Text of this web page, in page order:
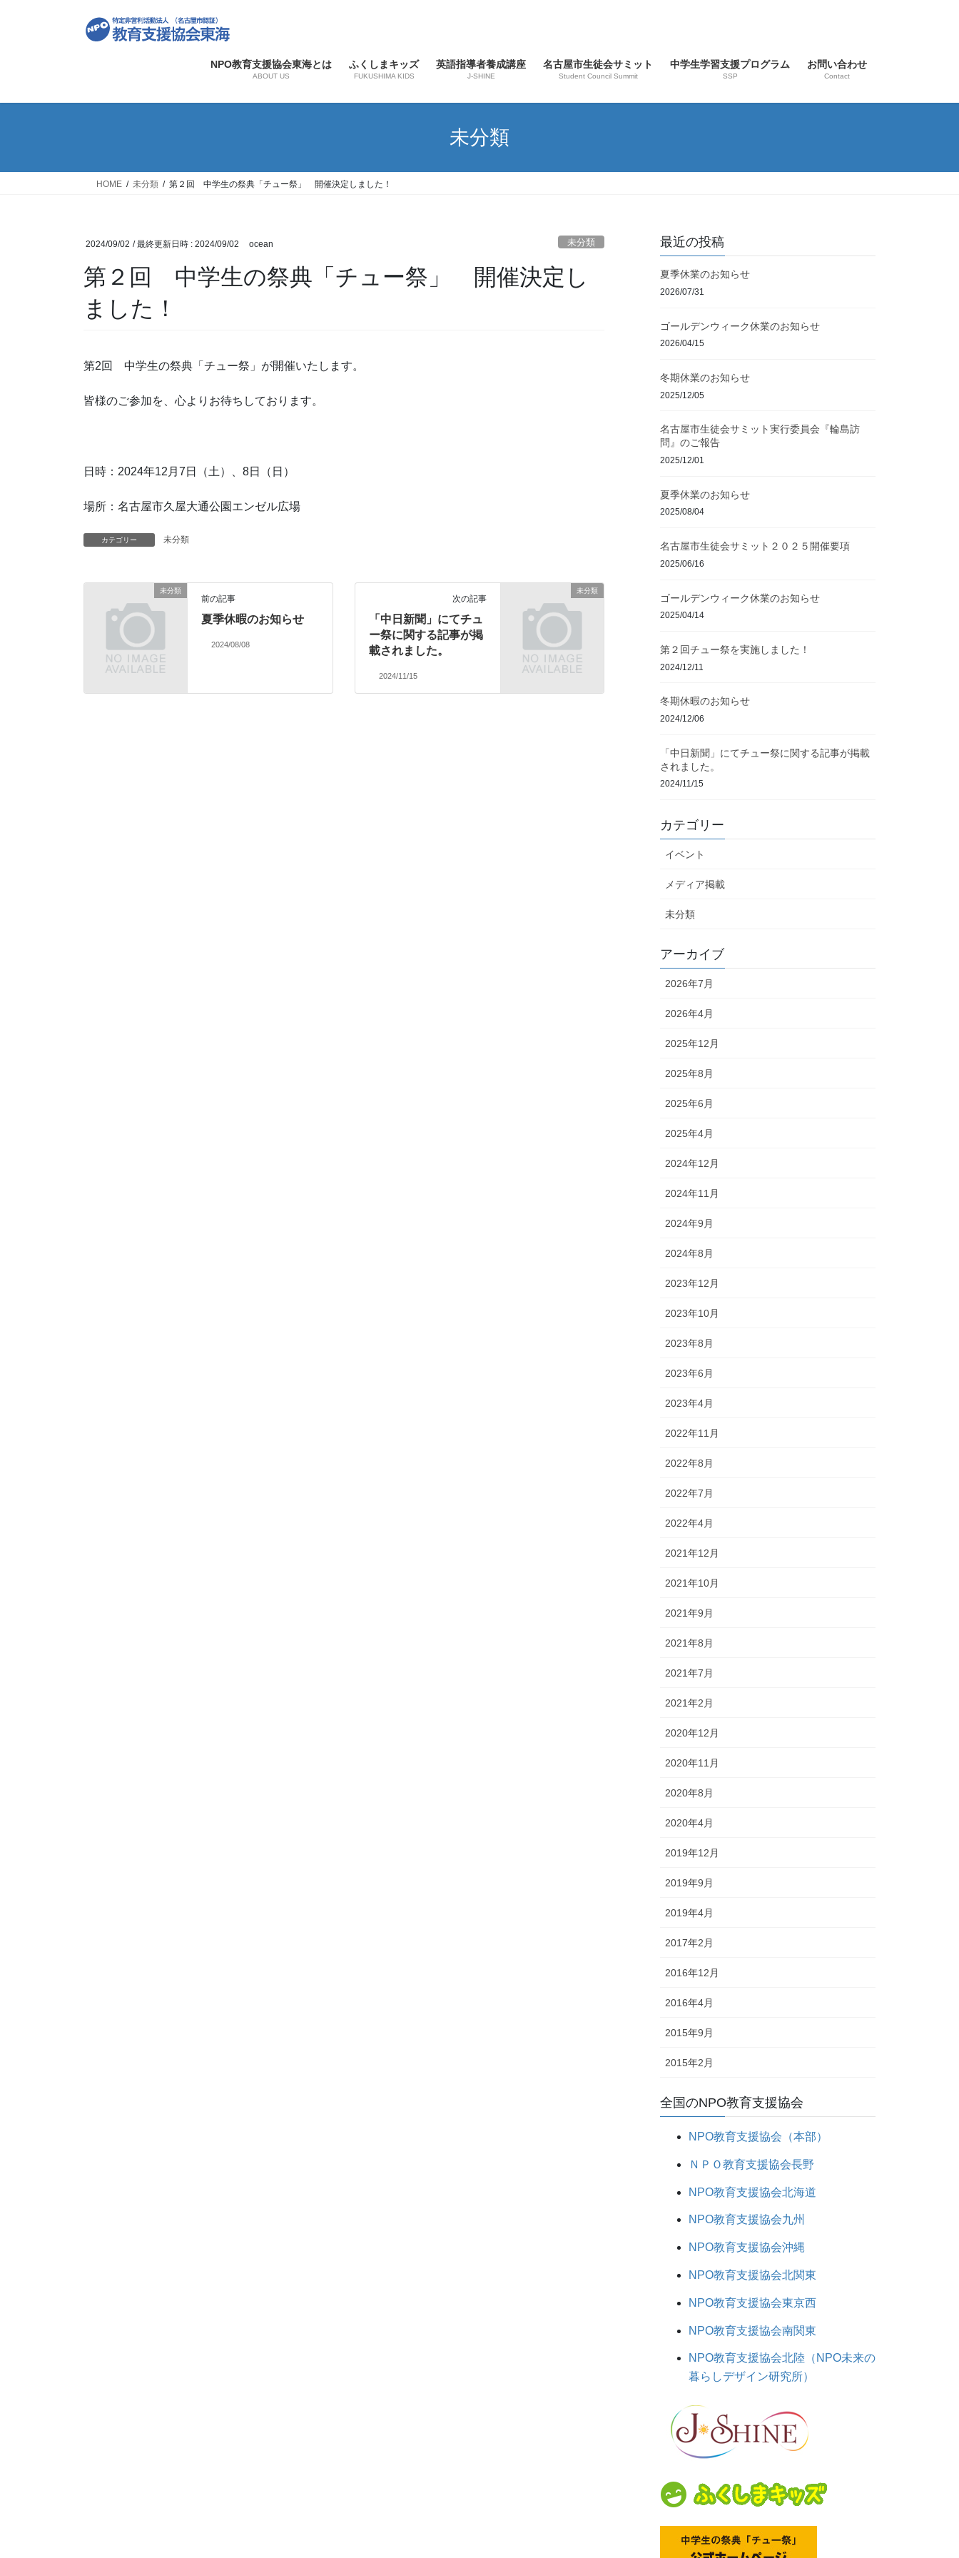
NPO教育支援協会東海とは
ABOUT US
ふくしまキッズ
FUKUSHIMA KIDS
英語指導者養成講座
J-SHINE
名古屋市生徒会サミット
Student Council Summit
中学生学習支援プログラム
SSP
お問い合わせ
Contact
未分類
HOME 未分類 第２回 中学生の祭典「チュー祭」 開催決定しました！
2024/09/02 / 最終更新日時 : 2024/09/02 ocean 未分類
第２回 中学生の祭典「チュー祭」 開催決定し
ました！
第2回 中学生の祭典「チュー祭」が開催いたします。
皆様のご参加を、心よりお待ちしております。
日時：2024年12月7日（土）、8日（日）
場所：名古屋市久屋大通公園エンゼル広場
カテゴリー 未分類
未分類
前の記事
夏季休暇のお知らせ
2024/08/08
未分類
次の記事
「中日新聞」にてチュ
ー祭に関する記事が掲
載されました。
2024/11/15
最近の投稿
夏季休業のお知らせ
2026/07/31
ゴールデンウィーク休業のお知らせ
2026/04/15
冬期休業のお知らせ
2025/12/05
名古屋市生徒会サミット実行委員会『輪島訪
問』のご報告
2025/12/01
夏季休業のお知らせ
2025/08/04
名古屋市生徒会サミット２０２５開催要項
2025/06/16
ゴールデンウィーク休業のお知らせ
2025/04/14
第２回チュー祭を実施しました！
2024/12/11
冬期休暇のお知らせ
2024/12/06
「中日新聞」にてチュー祭に関する記事が掲載
されました。
2024/11/15
カテゴリー
イベント
メディア掲載
未分類
アーカイブ
2026年7月
2026年4月
2025年12月
2025年8月
2025年6月
2025年4月
2024年12月
2024年11月
2024年9月
2024年8月
2023年12月
2023年10月
2023年8月
2023年6月
2023年4月
2022年11月
2022年8月
2022年7月
2022年4月
2021年12月
2021年10月
2021年9月
2021年8月
2021年7月
2021年2月
2020年12月
2020年11月
2020年8月
2020年4月
2019年12月
2019年9月
2019年4月
2017年2月
2016年12月
2016年4月
2015年9月
2015年2月
全国のNPO教育支援協会
NPO教育支援協会（本部）
ＮＰＯ教育支援協会長野
NPO教育支援協会北海道
NPO教育支援協会九州
NPO教育支援協会沖縄
NPO教育支援協会北関東
NPO教育支援協会東京西
NPO教育支援協会南関東
NPO教育支援協会北陸（NPO未来の
暮らしデザイン研究所）